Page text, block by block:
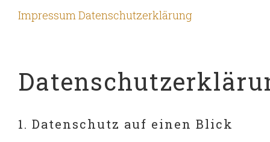
ImpressumDatenschutzerklärung
1. Datenschutz auf einen Blick